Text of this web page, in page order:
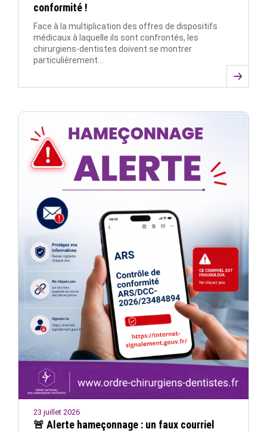
conformité !
Face à la multiplication des offres de dispositifs
médicaux à laquelle ils sont confrontés, les
chirurgiens-dentistes doivent se montrer
particulièrement…
23 juillet 2026
🚨 Alerte hameçonnage : un faux courriel